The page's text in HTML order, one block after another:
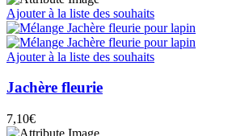
Ajouter à la liste des souhaits
Ajouter à la liste des souhaits
Jachère fleurie
7,10€